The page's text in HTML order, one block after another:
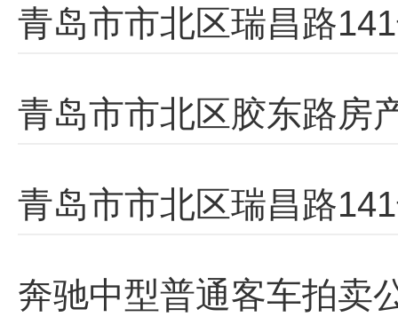
青岛市市北区瑞昌路
青岛市市北区胶东路房
青岛市市北区瑞昌路
奔驰中型普通客车拍卖